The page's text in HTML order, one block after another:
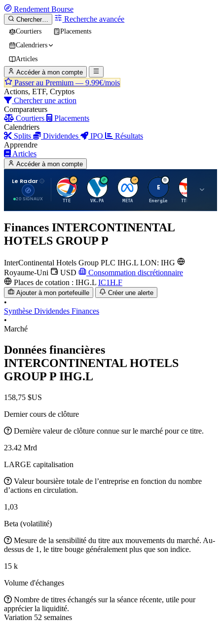
Rendement Bourse
Chercher… Recherche avancée
Courtiers
Placements
Calendriers
Articles
Accéder à mon compte
Passer au Premium — 9.99€/mois
Actions, ETF, Cryptos
Chercher une action
Comparateurs
Courtiers
Placements
Calendriers
Splits
Dividendes IPO
Résultats
Apprendre
Articles
Accéder à mon compte
Le Radar
20 SIGNAUX
T
TTE
V
VK.PA
M
META
E
Energie
T
TTE.PA
Finances INTERCONTINENTAL
HOTELS GROUP P
InterContinental Hotels Group PLC IHG.L LON: IHG
Royaume-Uni
USD
Consommation discrétionnaire
Places de cotation : IHG.L IC1H.F
Ajouter à mon portefeuille Créer une alerte
•
Synthèse Dividendes Finances
•
Marché
Données financières
INTERCONTINENTAL HOTELS
GROUP P IHG.L
158,75 $US
Dernier cours de clôture
Dernière valeur de clôture connue sur le marché pour ce titre.
23.42 Mrd
LARGE capitalisation
Valeur boursière totale de l’entreprise en fonction du nombre
d’actions en circulation.
1,03
Beta (volatilité)
Mesure de la sensibilité du titre aux mouvements du marché. Au-
dessus de 1, le titre bouge généralement plus que son indice.
15 k
Volume d'échanges
Nombre de titres échangés sur la séance récente, utile pour
apprécier la liquidité.
Variation 52 semaines